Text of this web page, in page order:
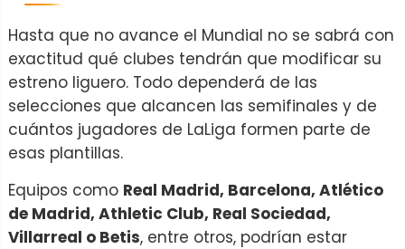
Hasta que no avance el Mundial no se sabrá con
exactitud qué clubes tendrán que modificar su
estreno liguero. Todo dependerá de las
selecciones que alcancen las semifinales y de
cuántos jugadores de LaLiga formen parte de
esas plantillas.
Equipos como Real Madrid, Barcelona, Atlético
de Madrid, Athletic Club, Real Sociedad,
Villarreal o Betis, entre otros, podrían estar